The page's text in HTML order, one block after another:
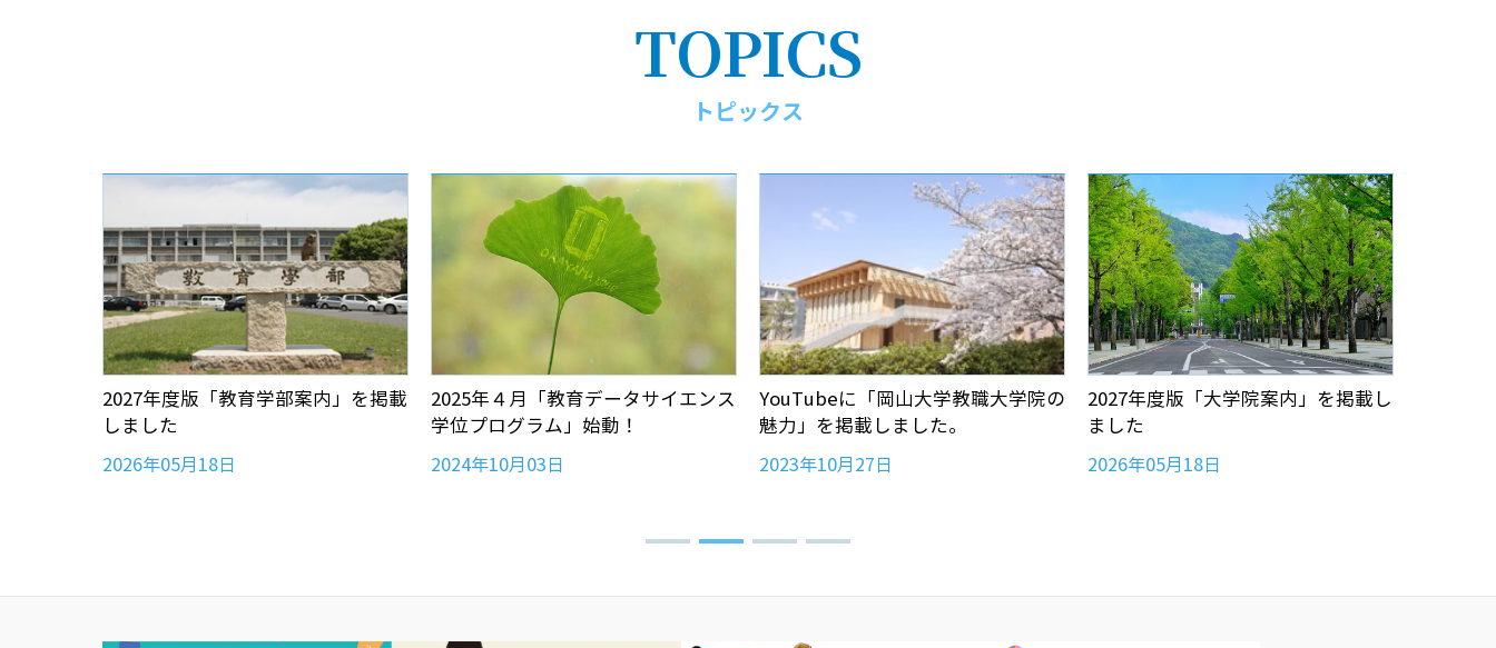
TOPICS
2027年度版「教育学部案内」を掲載
しました
2026年05月18日
2025年４月「教育データサイエンス
学位プログラム」始動！
2024年10月03日
YouTubeに「岡山大学教職大学院の
魅力」を掲載しました。
2023年10月27日
2027年度版「大学院案内」を掲載し
ました
2026年05月18日